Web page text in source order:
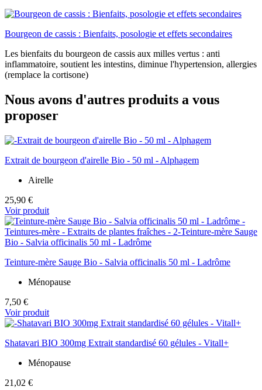
Bourgeon de cassis : Bienfaits, posologie et effets secondaires
Les bienfaits du bourgeon de cassis aux milles vertus : anti
inflammatoire, soutient les intestins, diminue l'hypertension, allergies
(remplace la cortisone)
Nous avons d'autres produits a vous
proposer
Extrait de bourgeon d'airelle Bio - 50 ml - Alphagem
Airelle
25,90 €
Voir produit
Teinture-mère Sauge Bio - Salvia officinalis 50 ml - Ladrôme
Ménopause
7,50 €
Voir produit
Shatavari BIO 300mg Extrait standardisé 60 gélules - Vitall+
Ménopause
21,02 €